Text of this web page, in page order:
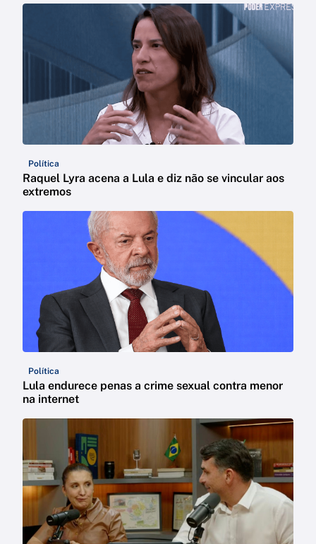
Política
Raquel Lyra acena a Lula e diz não se vincular aos
extremos
Política
Lula endurece penas a crime sexual contra menor
na internet